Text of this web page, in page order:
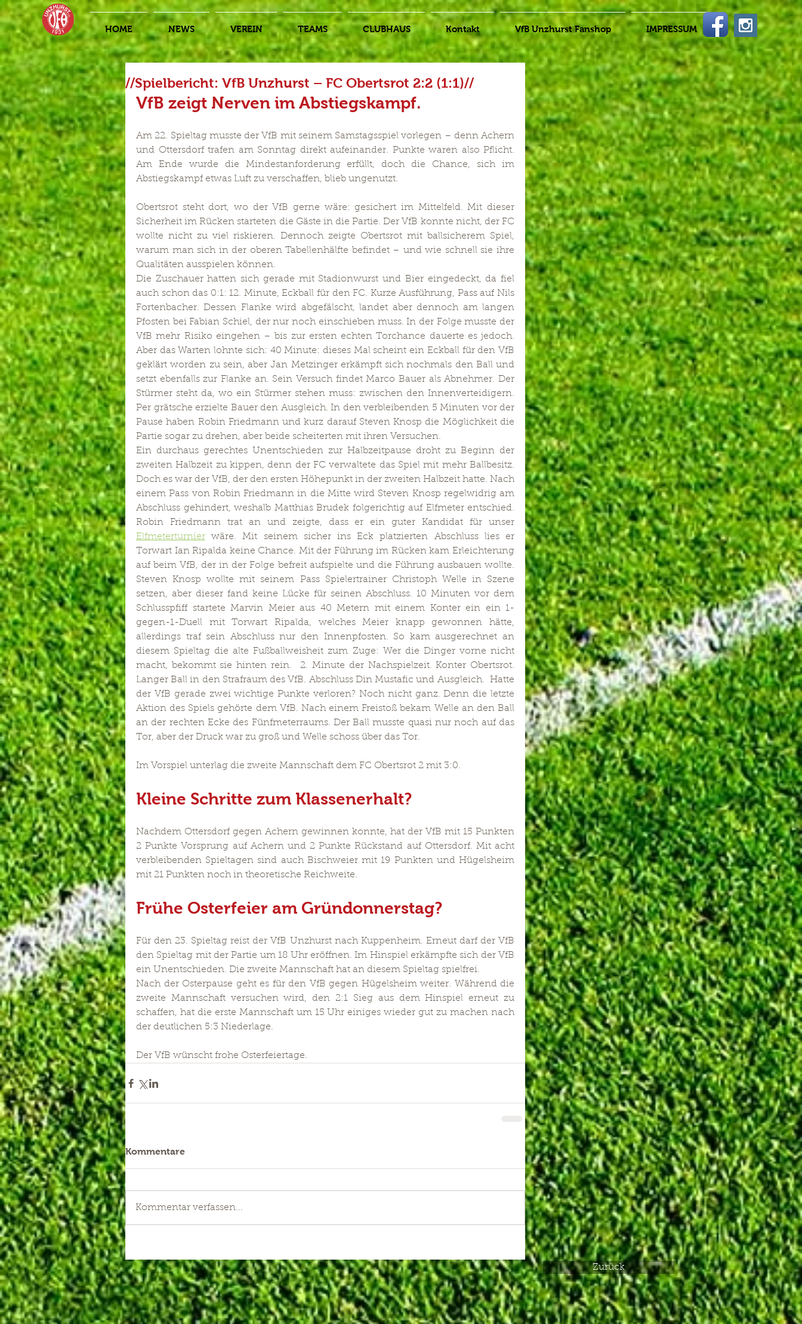
HOME NEWS VEREIN TEAMS CLUBHAUS Kontakt VfB Unzhurst Fanshop IMPRESSUM
//Spielbericht: VfB Unzhurst – FC Obertsrot 2:2 (1:1)//
VfB zeigt Nerven im Abstiegskampf.
Am 22. Spieltag musste der VfB mit seinem Samstagsspiel vorlegen – denn Achern
und Ottersdorf trafen am Sonntag direkt aufeinander. Punkte waren also Pflicht.
Am Ende wurde die Mindestanforderung erfüllt, doch die Chance, sich im
Abstiegskampf etwas Luft zu verschaffen, blieb ungenutzt.
Obertsrot steht dort, wo der VfB gerne wäre: gesichert im Mittelfeld. Mit dieser
Sicherheit im Rücken starteten die Gäste in die Partie. Der VfB konnte nicht, der FC
wollte nicht zu viel riskieren. Dennoch zeigte Obertsrot mit ballsicherem Spiel,
warum man sich in der oberen Tabellenhälfte befindet – und wie schnell sie ihre
Qualitäten ausspielen können.
Die Zuschauer hatten sich gerade mit Stadionwurst und Bier eingedeckt, da fiel
auch schon das 0:1: 12. Minute, Eckball für den FC. Kurze Ausführung, Pass auf Nils
Fortenbacher. Dessen Flanke wird abgefälscht, landet aber dennoch am langen
Pfosten bei Fabian Schiel, der nur noch einschieben muss. In der Folge musste der
VfB mehr Risiko eingehen – bis zur ersten echten Torchance dauerte es jedoch.
Aber das Warten lohnte sich: 40 Minute: dieses Mal scheint ein Eckball für den VfB
geklärt worden zu sein, aber Jan Metzinger erkämpft sich nochmals den Ball und
setzt ebenfalls zur Flanke an. Sein Versuch findet Marco Bauer als Abnehmer. Der
Stürmer steht da, wo ein Stürmer stehen muss: zwischen den Innenverteidigern.
Per grätsche erzielte Bauer den Ausgleich. In den verbleibenden 5 Minuten vor der
Pause haben Robin Friedmann und kurz darauf Steven Knosp die Möglichkeit die
Partie sogar zu drehen, aber beide scheiterten mit ihren Versuchen.
Ein durchaus gerechtes Unentschieden zur Halbzeitpause droht zu Beginn der
zweiten Halbzeit zu kippen, denn der FC verwaltete das Spiel mit mehr Ballbesitz.
Doch es war der VfB, der den ersten Höhepunkt in der zweiten Halbzeit hatte. Nach
einem Pass von Robin Friedmann in die Mitte wird Steven Knosp regelwidrig am
Abschluss gehindert, weshalb Matthias Brudek folgerichtig auf Elfmeter entschied.
Elfmeterturnier wäre. Mit seinem sicher ins Eck platzierten Abschluss lies er
Torwart Ian Ripalda keine Chance. Mit der Führung im Rücken kam Erleichterung
auf beim VfB, der in der Folge befreit aufspielte und die Führung ausbauen wollte.
Steven Knosp wollte mit seinem Pass Spielertrainer Christoph Welle in Szene
setzen, aber dieser fand keine Lücke für seinen Abschluss. 10 Minuten vor dem
Schlusspfiff startete Marvin Meier aus 40 Metern mit einem Konter ein ein 1-
gegen-1-Duell mit Torwart Ripalda, welches Meier knapp gewonnen hätte,
allerdings traf sein Abschluss nur den Innenpfosten. So kam ausgerechnet an
diesem Spieltag die alte Fußballweisheit zum Zuge: Wer die Dinger vorne nicht
macht, bekommt sie hinten rein.  2. Minute der Nachspielzeit. Konter Obertsrot.
Langer Ball in den Strafraum des VfB. Abschluss Din Mustafic und Ausgleich.  Hatte
der VfB gerade zwei wichtige Punkte verloren? Noch nicht ganz. Denn die letzte
Aktion des Spiels gehörte dem VfB. Nach einem Freistoß bekam Welle an den Ball
an der rechten Ecke des Fünfmeterraums. Der Ball musste quasi nur noch auf das
Tor, aber der Druck war zu groß und Welle schoss über das Tor.
Im Vorspiel unterlag die zweite Mannschaft dem FC Obertsrot 2 mit 3:0.
Kleine Schritte zum Klassenerhalt?
Nachdem Ottersdorf gegen Achern gewinnen konnte, hat der VfB mit 15 Punkten
2 Punkte Vorsprung auf Achern und 2 Punkte Rückstand auf Ottersdorf. Mit acht
verbleibenden Spieltagen sind auch Bischweier mit 19 Punkten und Hügelsheim
mit 21 Punkten noch in theoretische Reichweite.
Frühe Osterfeier am Gründonnerstag?
Für den 23. Spieltag reist der VfB Unzhurst nach Kuppenheim. Erneut darf der VfB
den Spieltag mit der Partie um 18 Uhr eröffnen. Im Hinspiel erkämpfte sich der VfB
ein Unentschieden. Die zweite Mannschaft hat an diesem Spieltag spielfrei.
Nach der Osterpause geht es für den VfB gegen Hügelsheim weiter. Während die
zweite Mannschaft versuchen wird, den 2:1 Sieg aus dem Hinspiel erneut zu
schaffen, hat die erste Mannschaft um 15 Uhr einiges wieder gut zu machen nach
der deutlichen 5:3 Niederlage.
Der VfB wünscht frohe Osterfeiertage.
Kommentare
Kommentar verfassen...
Zurück